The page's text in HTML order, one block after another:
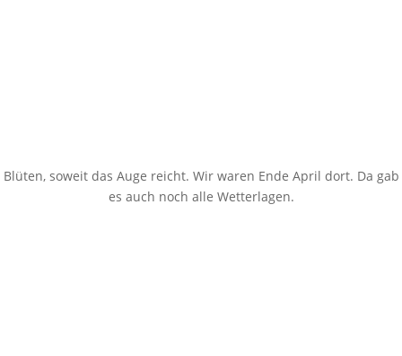
Blüten, soweit das Auge reicht. Wir waren Ende April dort. Da gab
es auch noch alle Wetterlagen.